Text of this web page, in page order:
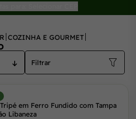
COZINHA E GOURMET
Filtrar
em Ferro Fundido com Tampa
Libaneza